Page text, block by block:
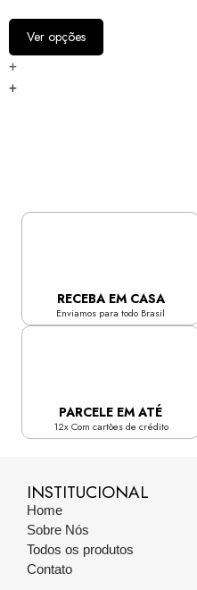
Ver opções
+
+
RECEBA EM CASA
Enviamos para todo Brasil
PARCELE EM ATÉ
12x Com cartões de crédito
INSTITUCIONAL
Home
Sobre Nós
Todos os produtos
Contato